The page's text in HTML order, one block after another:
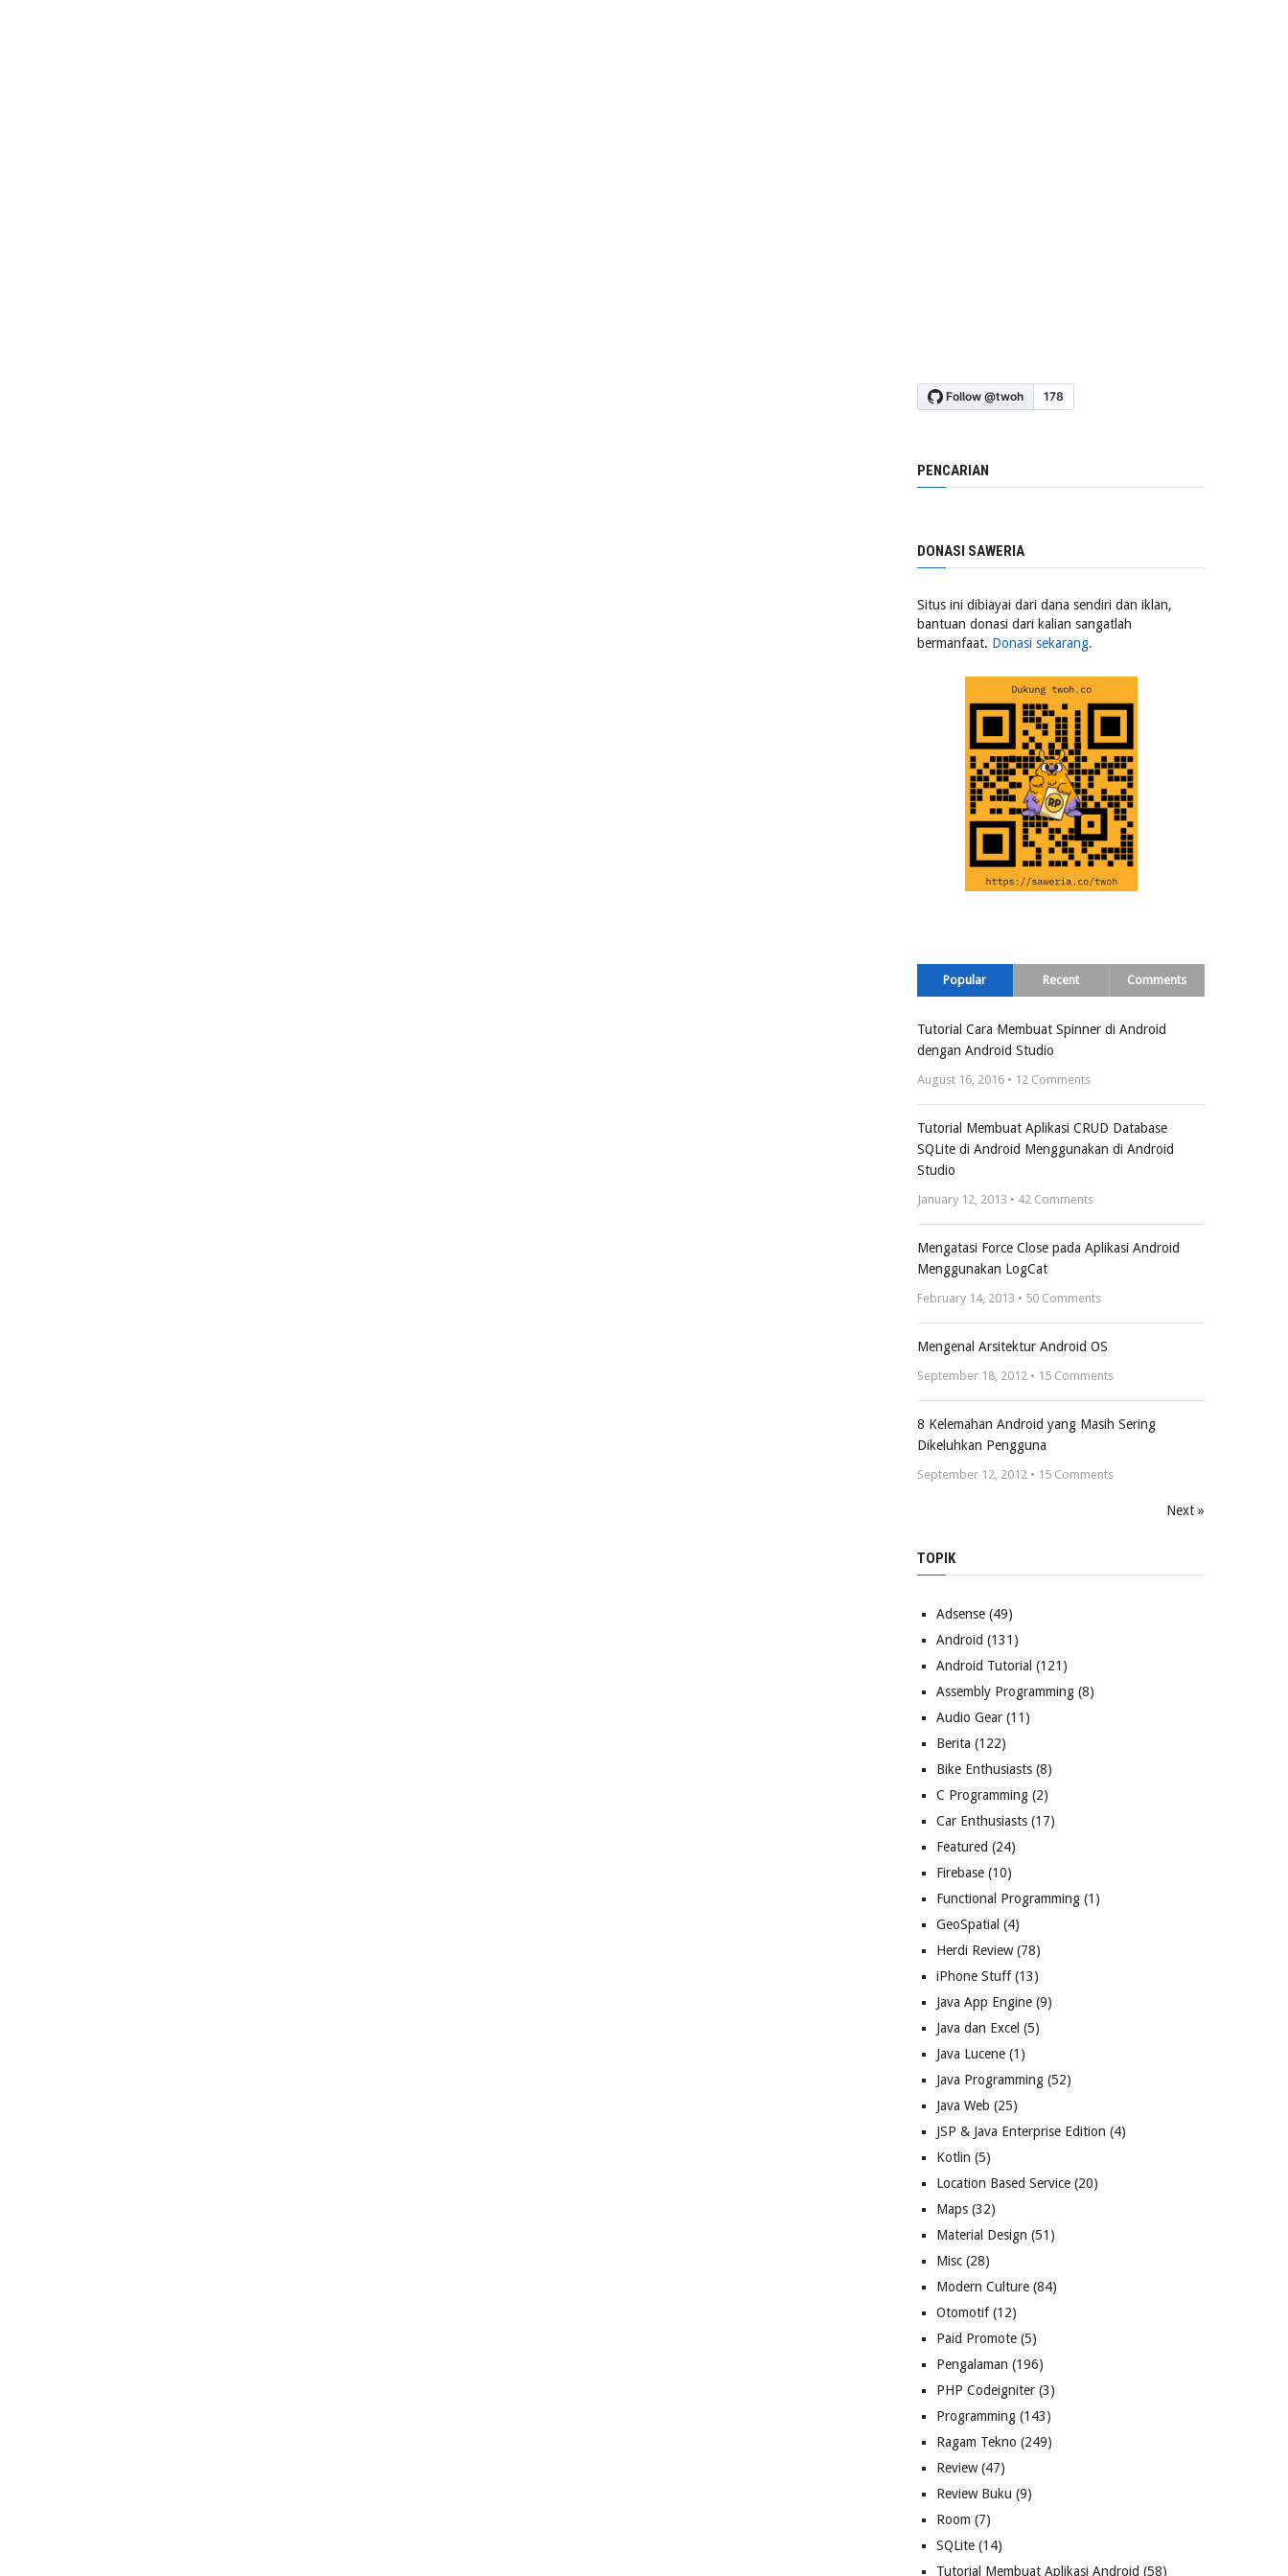
PENCARIAN
DONASI SAWERIA
Situs ini dibiayai dari dana sendiri dan iklan,
bantuan donasi dari kalian sangatlah
bermanfaat. Donasi sekarang.
Popular Recent Comments
Tutorial Cara Membuat Spinner di Android
dengan Android Studio
August 16, 2016 • 12 Comments
Tutorial Membuat Aplikasi CRUD Database
SQLite di Android Menggunakan di Android
Studio
January 12, 2013 • 42 Comments
Mengatasi Force Close pada Aplikasi Android
Menggunakan LogCat
February 14, 2013 • 50 Comments
Mengenal Arsitektur Android OS
September 18, 2012 • 15 Comments
8 Kelemahan Android yang Masih Sering
Dikeluhkan Pengguna
September 12, 2012 • 15 Comments
Next »
TOPIK
Adsense (49)
Android (131)
Android Tutorial (121)
Assembly Programming (8)
Audio Gear (11)
Berita (122)
Bike Enthusiasts (8)
C Programming (2)
Car Enthusiasts (17)
Featured (24)
Firebase (10)
Functional Programming (1)
GeoSpatial (4)
Herdi Review(78)
iPhone Stuff(13)
Java App Engine (9)
Java dan Excel (5)
Java Lucene (1)
Java Programming (52)
Java Web (25)
JSP & Java Enterprise Edition (4)
Kotlin (5)
Location Based Service (20)
Maps (32)
Material Design (51)
Misc (28)
Modern Culture (84)
Otomotif(12)
Paid Promote (5)
Pengalaman (196)
PHP Codeigniter (3)
Programming (143)
Ragam Tekno (249)
Review(47)
Review Buku (9)
Room (7)
SQLite (14)
Tutorial Membuat Aplikasi Android (58)